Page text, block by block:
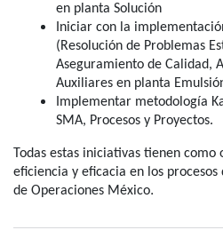
en planta Solución
Iniciar con la
(Resolución de Problemas
Aseguramiento de Calidad,
Auxiliares en planta
Implementar metodología
SMA, Procesos y Proyectos.
Todas estas iniciativas tienen
eficiencia y eficacia en los
de Operaciones México.